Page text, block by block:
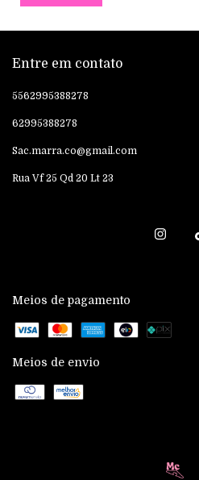
Entre em contato
5562995388278
62995388278
Sac.marra.co@gmail.com
Rua Vf 25 Qd 20 Lt 23
Meios de pagamento
Meios de envio